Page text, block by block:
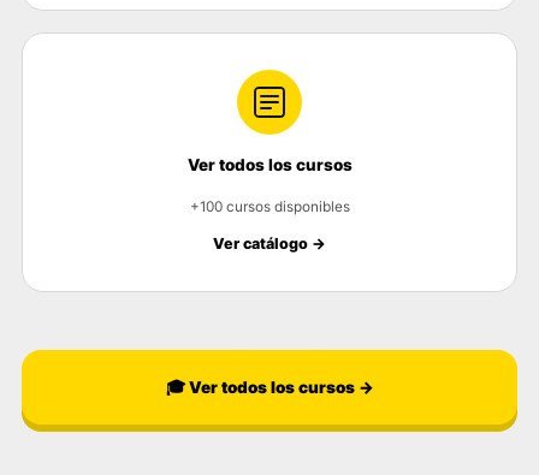
Ver todos los cursos
+100 cursos disponibles
Ver catálogo →
🎓 Ver todos los cursos →